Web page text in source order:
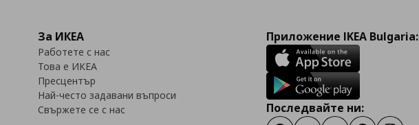
За ИКЕА
Работете с нас
Това е ИКЕА
Пресцентър
Най-често задавани въпроси
Свържете се с нас
Приложение IKEA Bulgaria:
Последвайте ни: